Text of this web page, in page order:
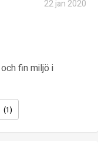
22 jan 2020
fin miljö i
(1)